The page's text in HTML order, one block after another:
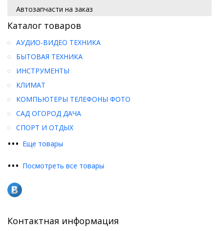
Автозапчасти на заказ
Каталог товаров
••• Еще товары
АУДИО-ВИДЕО ТЕХНИКА
БЫТОВАЯ ТЕХНИКА
ИНСТРУМЕНТЫ
КЛИМАТ
КОМПЬЮТЕРЫ ТЕЛЕФОНЫ ФОТО
САД ОГОРОД ДАЧА
СПОРТ И ОТДЫХ
••• Посмотреть все товары
Контактная информация